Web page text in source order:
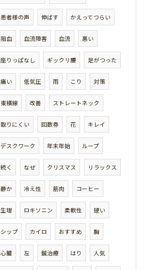
患者様の声 伸ばす かえってつらい
阻血 血流障害 血流 悪い
座りっぱなし ギックリ腰 足がつった
痛い 低気圧 雨 こり 対策
東横線 改善 ストレートネック
取りにくい 回数券 花 キレイ
デスクワーク 年末年始 ループ
続く なぜ クリスマス リラックス
静か 冷え性 筋肉 コーヒー
生理 ロキソニン 柔軟性 硬い
シップ カイロ おすすめ 胸
心臓 左 鍼治療 はり 人気